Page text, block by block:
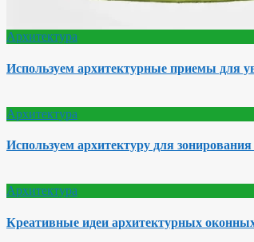
Архитектура
Используем архитектурные приемы для
Архитектура
Используем архитектуру для
Архитектура
Креативные идеи архитектурных